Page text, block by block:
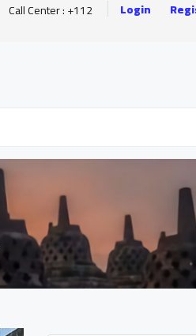
Call Center : +112 Login